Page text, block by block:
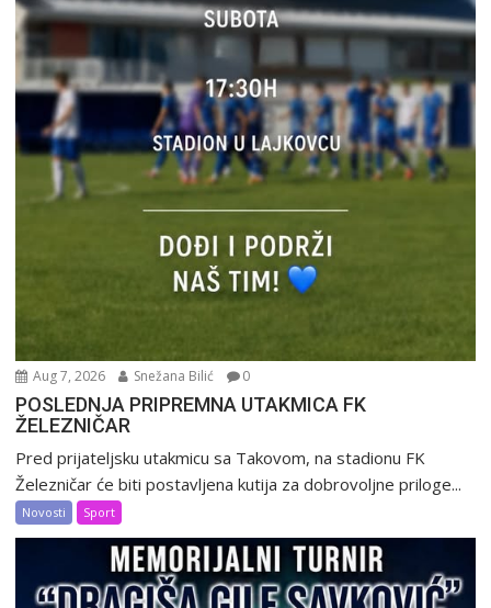
Aug 7, 2026 Snežana Bilić 0
POSLEDNJA PRIPREMNA UTAKMICA FK
ŽELEZNIČAR
Pred prijateljsku utakmicu sa Takovom, na stadionu FK
Železničar će biti postavljena kutija za dobrovoljne priloge...
Novosti Sport